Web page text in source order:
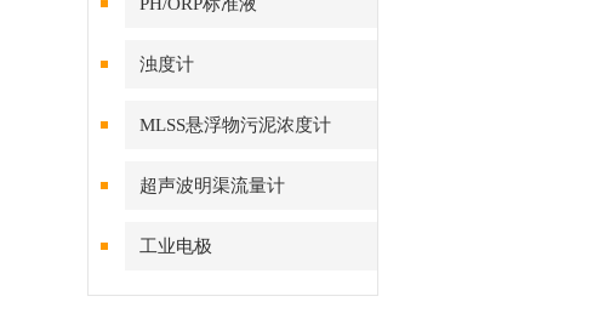
浊度计
MLSS悬浮物污泥浓度计
超声波明渠流量计
工业电极